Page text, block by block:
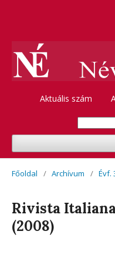
Aktuális szám
Főoldal / Archívum / Évf.
Rivista
(2008)